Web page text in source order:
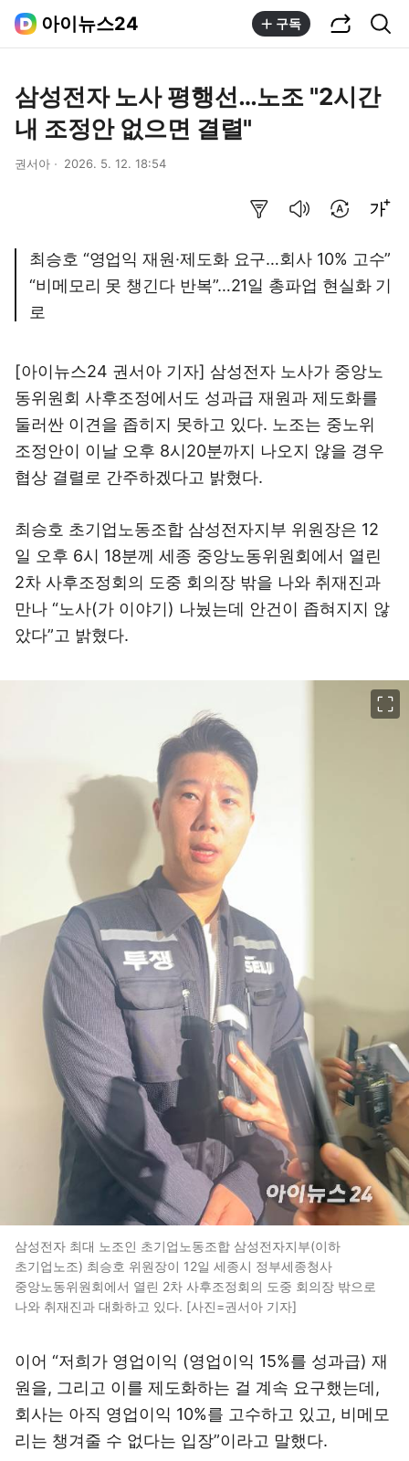
아이뉴스24 구독
삼성전자 노사 평행선…노조 "2시간
내 조정안 없으면 결렬"
권서아 2026. 5. 12. 18:54
최승호 “영업익 재원·제도화 요구…회사 10% 고수”
“비메모리 못 챙긴다 반복”…21일 총파업 현실화 기
로
[아이뉴스24 권서아 기자] 삼성전자 노사가 중앙노
동위원회 사후조정에서도 성과급 재원과 제도화를
둘러싼 이견을 좁히지 못하고 있다. 노조는 중노위
조정안이 이날 오후 8시20분까지 나오지 않을 경우
협상 결렬로 간주하겠다고 밝혔다.
최승호 초기업노동조합 삼성전자지부 위원장은 12
일 오후 6시 18분께 세종 중앙노동위원회에서 열린
2차 사후조정회의 도중 회의장 밖을 나와 취재진과
만나 “노사(가 이야기) 나눴는데 안건이 좁혀지지 않
았다”고 밝혔다.
삼성전자 최대 노조인 초기업노동조합 삼성전자지부(이하
초기업노조) 최승호 위원장이 12일 세종시 정부세종청사
중앙노동위원회에서 열린 2차 사후조정회의 도중 회의장 밖으로
나와 취재진과 대화하고 있다. [사진=권서아 기자]
이어 “저희가 영업이익 (영업이익 15%를 성과급) 재
원을, 그리고 이를 제도화하는 걸 계속 요구했는데,
회사는 아직 영업이익 10%를 고수하고 있고, 비메모
리는 챙겨줄 수 없다는 입장”이라고 말했다.